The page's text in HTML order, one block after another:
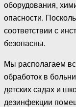
оборудования,
опасности.
соответствии с
безопасны.
Мы располагаем
обработок в
детских садах и
дезинфекции